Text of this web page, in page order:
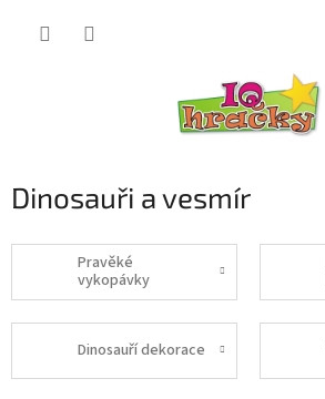
Dinosauři a vesmír
Pravěké
vykopávky
Dinosauří dekorace